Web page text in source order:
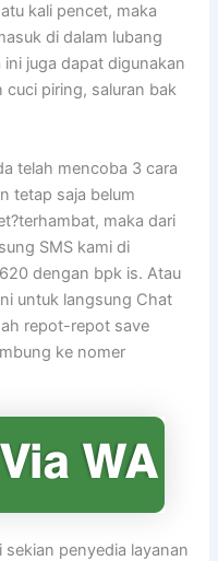
kali pencet, maka
di dalam lubang
juga dapat digunakan
cuci piring, saluran bak
telah mencoba 3 cara
tetap saja belum
maka dari
SMS kami di
dengan bpk is. Atau
untuk langsung Chat
repot-repot save
ke nomer
sekian penyedia layanan